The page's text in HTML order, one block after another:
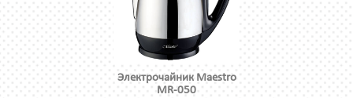
Электрочайник Maestro
MR-050